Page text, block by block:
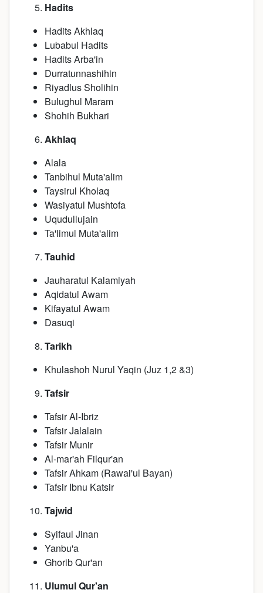
Hadits
Hadits Akhlaq
Lubabul Hadits
Hadits Arba'in
Durratunnashihin
Riyadlus Sholihin
Bulughul Maram
Shohih Bukhari
Akhlaq
Alala
Tanbihul Muta'alim
Taysirul Kholaq
Wasiyatul Mushtofa
Uqudullujain
Ta'limul Muta'alim
Tauhid
Jauharatul Kalamiyah
Aqidatul Awam
Kifayatul Awam
Dasuqi
Tarikh
Khulashoh Nurul Yaqin (Juz 1,2 &3)
Tafsir
Tafsir Al-Ibriz
Tafsir Jalalain
Tafsir Munir
Al-mar'ah Filqur'an
Tafsir Ahkam (Rawai'ul Bayan)
Tafsir Ibnu Katsir
Tajwid
Syifaul Jinan
Yanbu'a
Ghorib Qur'an
Ulumul Qur'an